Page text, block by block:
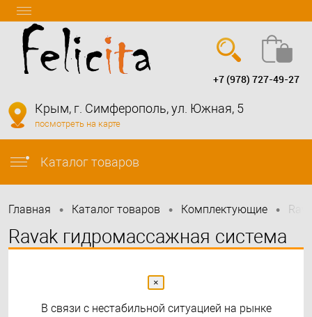
info@felicita-crimea.ru
+7 (978) 727-49-27
Крым, г. Симферополь, ул. Южная, 5
посмотреть на карте
Каталог товаров
Главная • Каталог товаров • Комплектующие •
Ravak гидромассажная система
×
В связи с нестабильной ситуацией на рынке